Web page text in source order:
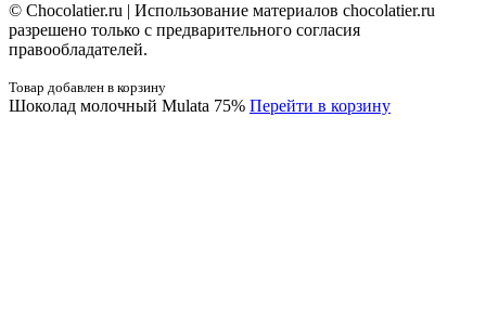
© Сhocolatier.ru | Использование материалов chocolatier.ru
разрешено только с предварительного согласия
правообладателей.
Товар добавлен в корзину
Шоколад молочный Mulata 75% Перейти в корзину